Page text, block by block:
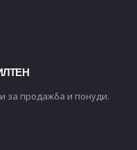
за продажба и понуди.